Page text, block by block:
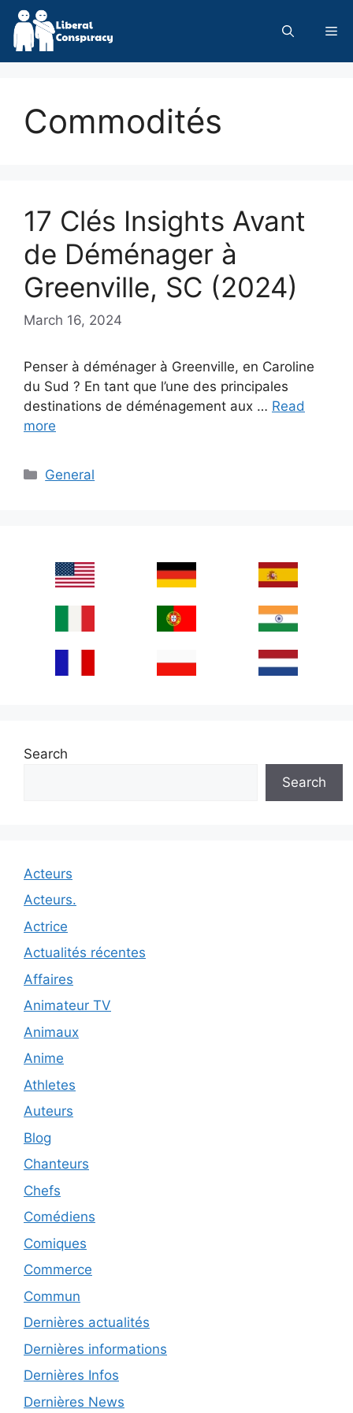
Skip
content
Commodités
17 Clés Insights Avant
de Déménager à
Greenville, SC (2024)
March 16, 2024
Penser à déménager à Greenville, en Caroline
du Sud ? En tant que l’une des principales
destinations de déménagement aux … Read
more
Categories
General
Search
Search
Acteurs
Acteurs.
Actrice
Actualités récentes
Affaires
Animateur TV
Animaux
Anime
Athletes
Auteurs
Blog
Chanteurs
Chefs
Comédiens
Comiques
Commerce
Commun
Dernières actualités
Dernières informations
Dernières Infos
Dernières News